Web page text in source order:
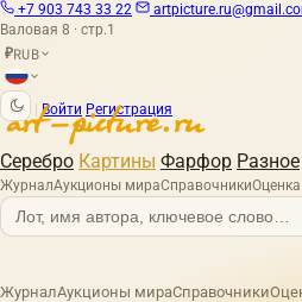
+7 903 743 33 22
Валовая 8 · стр.1
₽RUB
Войти Регистрация
Серебро Картины Фарфор Разное
ЖурналАукционы мираСправочники
ЖурналАукционы мираСправочники